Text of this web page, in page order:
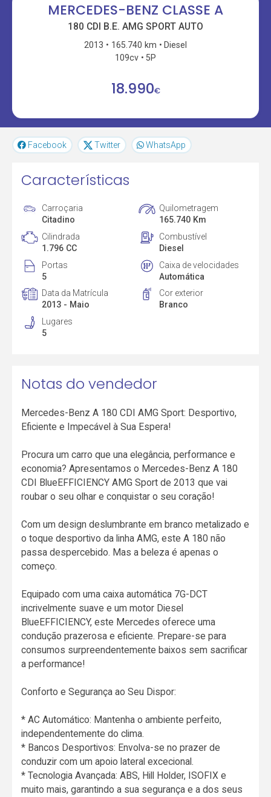
MERCEDES-BENZ CLASSE A
180 CDI B.E. AMG SPORT AUTO
2013 165.740 km
Diesel
109cv
5P
18.990€
Facebook Twitter WhatsApp
Características
Carroçaria
Citadino
Quilometragem
165.740 Km
Cilindrada
1.796 CC
Combustível
Diesel
Portas
5
Caixa de velocidades
Automática
Data da Matrícula
2013 - Maio
Cor exterior
Branco
Lugares
5
Notas do vendedor
Mercedes-Benz A 180 CDI AMG Sport: Desportivo,
Eficiente e Impecável à Sua Espera!
Procura um carro que una elegância, performance e
economia? Apresentamos o Mercedes-Benz A 180
CDI BlueEFFICIENCY AMG Sport de 2013 que vai
roubar o seu olhar e conquistar o seu coração!
Com um design deslumbrante em branco metalizado e
o toque desportivo da linha AMG, este A 180 não
passa despercebido. Mas a beleza é apenas o
começo.
Equipado com uma caixa automática 7G-DCT
incrivelmente suave e um motor Diesel
BlueEFFICIENCY, este Mercedes oferece uma
condução prazerosa e eficiente. Prepare-se para
consumos surpreendentemente baixos sem sacrificar
a performance!
Conforto e Segurança ao Seu Dispor:
* AC Automático: Mantenha o ambiente perfeito,
independentemente do clima.
* Bancos Desportivos: Envolva-se no prazer de
conduzir com um apoio lateral excecional.
* Tecnologia Avançada: ABS, Hill Holder, ISOFIX e
muito mais, garantindo a sua segurança e a dos seus